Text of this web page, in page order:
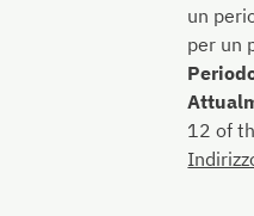
un
per un
12 of